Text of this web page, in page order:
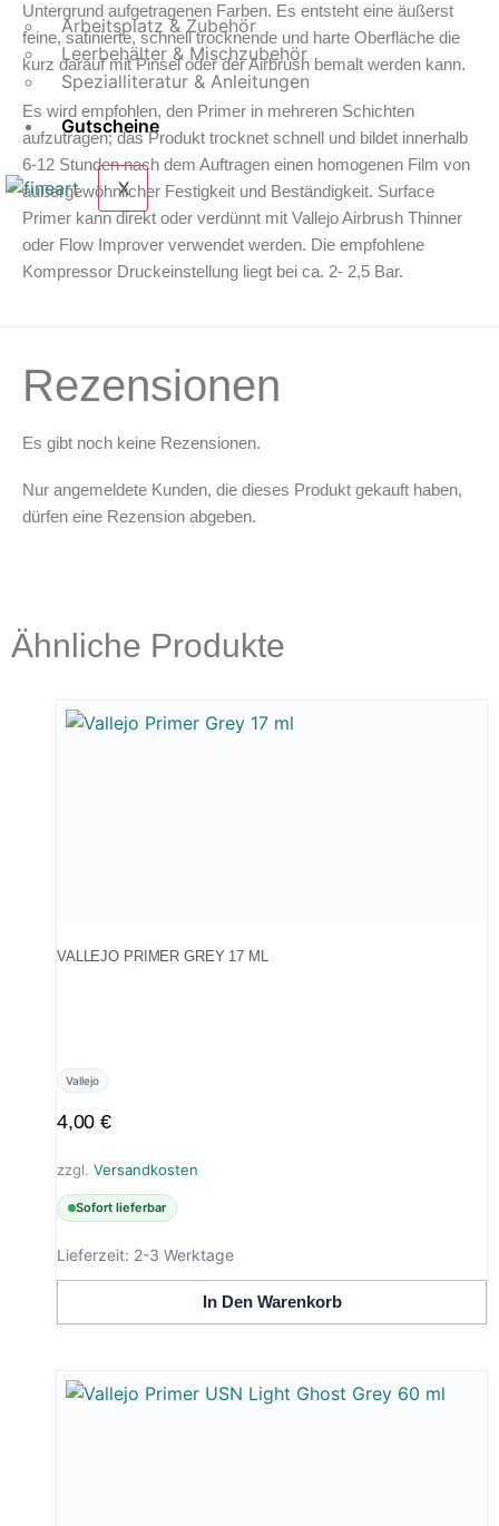
Arbeitsplatz & Zubehör
Leerbehälter & Mischzubehör
Spezialliteratur & Anleitungen
Gutscheine
X
Untergrund aufgetragenen Farben. Es entsteht eine äußerst
feine, satinierte, schnell trocknende und harte Oberfläche die
kurz darauf mit Pinsel oder der Airbrush bemalt werden kann.
Es wird empfohlen, den Primer in mehreren Schichten
aufzutragen; das Produkt trocknet schnell und bildet innerhalb
6-12 Stunden nach dem Auftragen einen homogenen Film von
außergewöhnlicher Festigkeit und Beständigkeit. Surface
Primer kann direkt oder verdünnt mit Vallejo Airbrush Thinner
oder Flow Improver verwendet werden. Die empfohlene
Kompressor Druckeinstellung liegt bei ca. 2- 2,5 Bar.
Rezensionen
Es gibt noch keine Rezensionen.
Nur angemeldete Kunden, die dieses Produkt gekauft haben,
dürfen eine Rezension abgeben.
Ähnliche Produkte
VALLEJO PRIMER GREY 17 ML
Vallejo
4,00€
zzgl. Versandkosten
Sofort lieferbar
Lieferzeit: 2-3 Werktage
In Den Warenkorb